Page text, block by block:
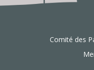
Comité des